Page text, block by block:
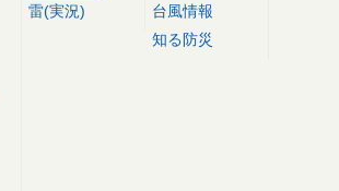
雷(実況)
台風情報
知る防災